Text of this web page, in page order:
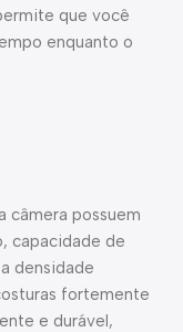
que você
enquanto o
câmera possuem
capacidade de
densidade
fortemente
e durável,